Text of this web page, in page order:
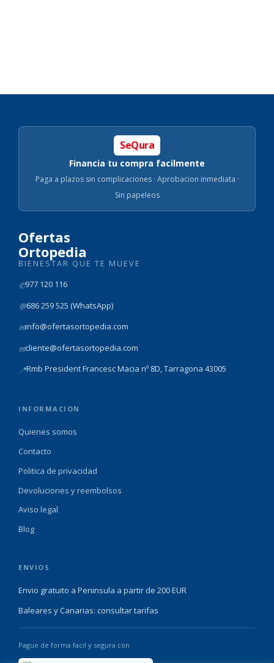
SeQura
Financia tu compra facilmente
Paga a plazos sin complicaciones · Aprobacion inmediata ·
Sin papeleos
Ofertas
Ortopedia
BIENESTAR QUE TE MUEVE
✆977 120 116
💬686 259 525 (WhatsApp)
✉info@ofertasortopedia.com
✉cliente@ofertasortopedia.com
📍Rmb President Francesc Macia nº 8D, Tarragona 43005
INFORMACION
Quienes somos
Contacto
Politica de privacidad
Devoluciones y reembolsos
Aviso legal
Blog
ENVIOS
Envio gratuito a Peninsula a partir de 200 EUR
Baleares y Canarias: consultar tarifas
Pague de forma facil y segura con